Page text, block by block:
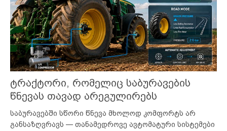
ტრაქტორი, რომელიც საბურავების
წნევას თავად არეგულირებს
საბურავებში სწორი წნევა მხოლოდ კომფორტს არ
განსაზღვრავს — თანამედროვე ავტომატური სისტემები